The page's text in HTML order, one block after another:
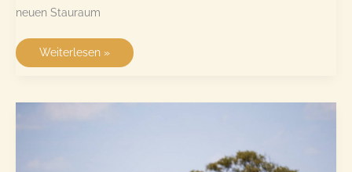
neuen Stauraum
Auf
Weiterlesen »